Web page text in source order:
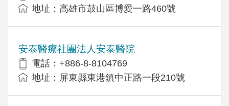
地址：高雄市鼓山區博愛一路460號
安泰醫療社團法人安泰醫院
電話：+886-8-8104769
地址：屏東縣東港鎮中正路一段210號